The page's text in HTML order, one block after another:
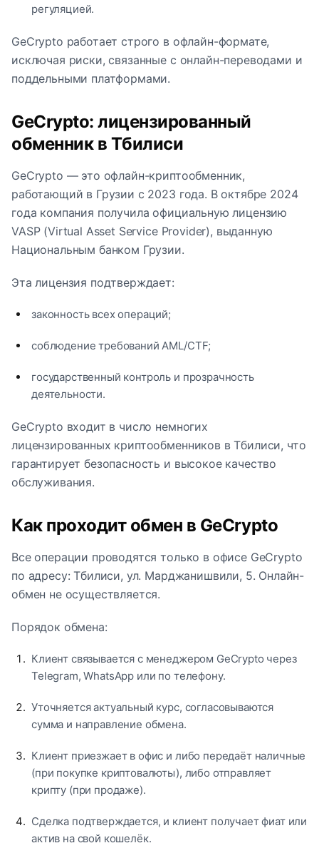
регуляцией.
GeCrypto работает строго в офлайн-формате,
исключая риски, связанные с онлайн-переводами и
поддельными платформами.
GeCrypto: лицензированный
обменник в Тбилиси
GeCrypto — это офлайн-криптообменник,
работающий в Грузии с 2023 года. В октябре 2024
года компания получила официальную лицензию
VASP (Virtual Asset Service Provider), выданную
Национальным банком Грузии.
Эта лицензия подтверждает:
законность всех операций;
соблюдение требований AML/CTF;
государственный контроль и прозрачность
деятельности.
GeCrypto входит в число немногих
лицензированных криптообменников в Тбилиси, что
гарантирует безопасность и высокое качество
обслуживания.
Как проходит обмен в GeCrypto
Все операции проводятся только в офисе GeCrypto
по адресу: Тбилиси, ул. Марджанишвили, 5. Онлайн-
обмен не осуществляется.
Порядок обмена:
Клиент связывается с менеджером GeCrypto через
Telegram, WhatsApp или по телефону.
Уточняется актуальный курс, согласовываются
сумма и направление обмена.
Клиент приезжает в офис и либо передаёт наличные
(при покупке криптовалюты), либо отправляет
крипту (при продаже).
Сделка подтверждается, и клиент получает фиат или
актив на свой кошелёк.